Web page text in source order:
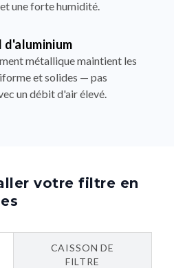
une forte humidité.
métallique maintient les
et solides — pas
un débit d'air élevé.
votre filtre en
CAISSON DE
FILTRE